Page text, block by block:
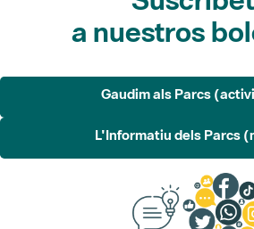
a nuestros
Gaudim als Parcs
L'Informatiu dels Parcs